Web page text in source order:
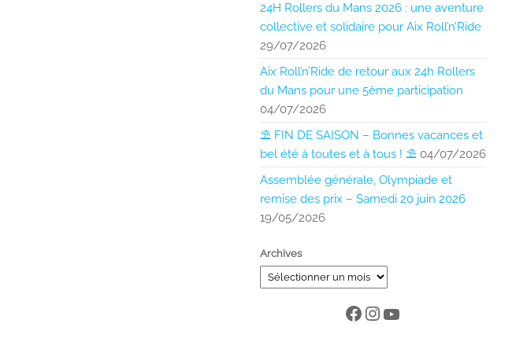
24H Rollers du Mans 2026 : une aventure
collective et solidaire pour Aix Roll’n’Ride
29/07/2026
Aix Roll’n’Ride de retour aux 24h Rollers
du Mans pour une 5ème participation
04/07/2026
⛱️ FIN DE SAISON – Bonnes vacances et
bel été à toutes et à tous ! ⛱️ 04/07/2026
Assemblée générale, Olympiade et
remise des prix – Samedi 20 juin 2026
19/05/2026
Archives